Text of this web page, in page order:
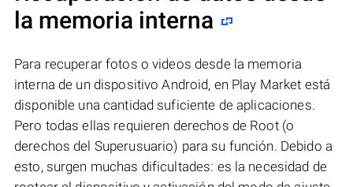
la memoria interna
Para recuperar fotos o videos desde la memoria
interna de un dispositivo Android, en Play Market está
disponible una cantidad suficiente de aplicaciones.
Pero todas ellas requieren derechos de Root (o
derechos del Superusuario) para su función. Debido a
esto, surgen muchas dificultades: es la necesidad de